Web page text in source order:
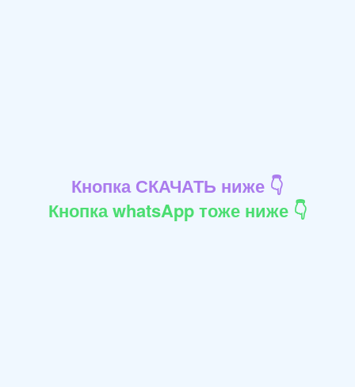
Кнопка СКАЧАТЬ ниже 👇
Кнопка whatsApp тоже ниже 👇